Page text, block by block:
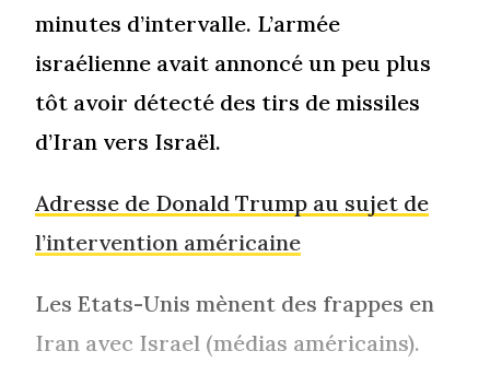
minutes d’intervalle. L’armée
israélienne avait annoncé un peu plus
tôt avoir détecté des tirs de missiles
d’Iran vers Israël.
Adresse de Donald Trump au sujet de
l’intervention américaine
Les Etats-Unis mènent des frappes en
Iran avec Israel (médias américains).